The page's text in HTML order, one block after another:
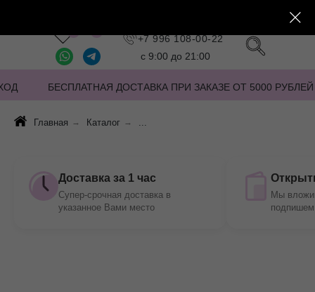
+7 996 108-00-22
БЕСПЛАТНАЯ ДОСТАВКА ПРИ ЗАКАЗЕ ОТ 5000 РУБЛЕЙ
с 9:00 до 21:00
Главная → Каталог → ...
Доставка за 1 час
Супер-срочная доставка в
указанное Вами место
Мы